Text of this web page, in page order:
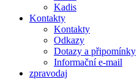
Kadis
Kontakty
Kontakty
Odkazy
Dotazy a připomínky
Informační e-mail
zpravodaj